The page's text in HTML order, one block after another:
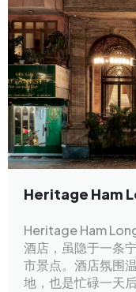
Heritage Ham
Heritage Ham
酒店，虽隐于一条
市景点。酒店氛围
地，也是忙碌一天